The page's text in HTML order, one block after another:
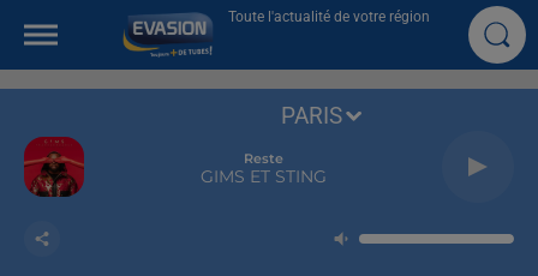
Toute l'actualité de votre région
Reste
GIMS ET STING
PARIS